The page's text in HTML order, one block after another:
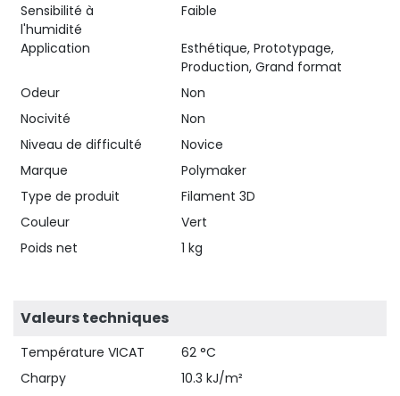
Sensibilité à
l'humidité
Faible
Application
Esthétique, Prototypage,
Production, Grand format
Odeur
Non
Nocivité
Non
Niveau de difficulté
Novice
Marque
Polymaker
Type de produit
Filament 3D
Couleur
Vert
Poids net
1 kg
Valeurs techniques
Température VICAT
62 °C
Charpy
10.3 kJ/m²